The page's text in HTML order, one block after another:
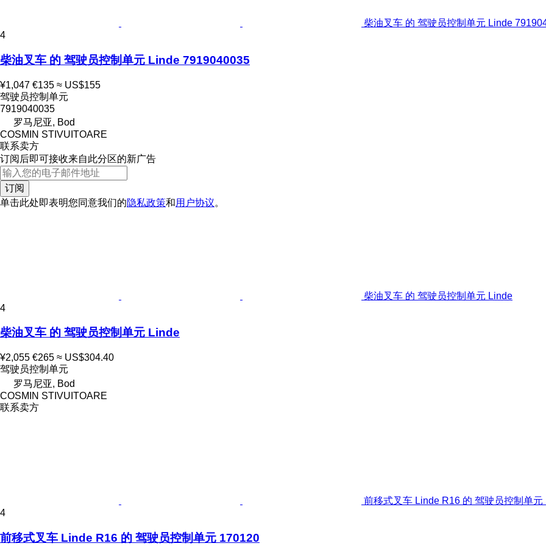
柴油叉车 的 驾驶员控制单元 Linde
4
柴油叉车 的 驾驶员控制单元 Linde 7919040035
¥1,047 €135 ≈ US$155
驾驶员控制单元
7919040035
罗马尼亚, Bod
COSMIN STIVUITOARE
联系卖方
订阅后即可接收来自此分区的新广告
订阅
单击此处即表明您同意我们的隐私政策和用户协议。
柴油叉车 的 驾驶员控制单元 Linde
4
柴油叉车 的 驾驶员控制单元 Linde
¥2,055 €265 ≈ US$304.40
驾驶员控制单元
罗马尼亚, Bod
COSMIN STIVUITOARE
联系卖方
前移式叉车 Linde R16 的 驾驶员控制单元
4
前移式叉车 Linde R16 的 驾驶员控制单元 170120